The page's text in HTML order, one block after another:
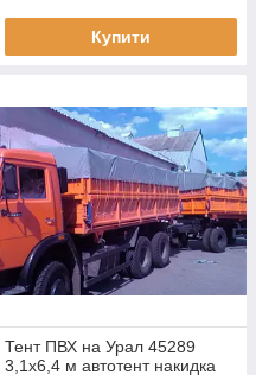
для
та формат
кузов або
Купити
Тент ПВХ на Урал 45289
3,1х6,4 м автотент накидка